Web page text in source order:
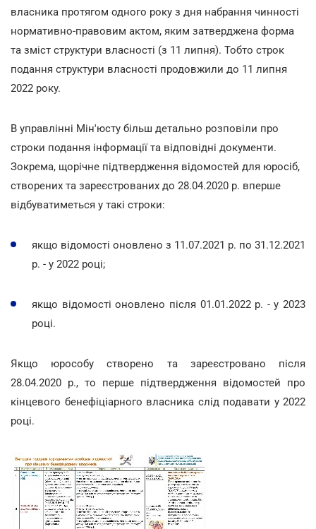
власника протягом одного року з дня набрання чинності
нормативно-правовим актом, яким затверджена форма
та зміст структури власності (з 11 липня). Тобто строк
подання структури власності продовжили до 11 липня
2022 року.
В управлінні Мін'юсту більш детально розповіли про
строки подання інформації та відповідні документи.
Зокрема, щорічне підтвердження відомостей для юросіб,
створених та зареєстрованих до 28.04.2020 р. вперше
відбуватиметься у такі строки:
якщо відомості оновлено з 11.07.2021 р. по 31.12.2021
р. - у 2022 році;
якщо відомості оновлено після 01.01.2022 р. - у 2023
році.
Якщо юрособу створено та зареєстровано після
28.04.2020 р., то перше підтвердження відомостей про
кінцевого бенефіціарного власника слід подавати у 2022
році.